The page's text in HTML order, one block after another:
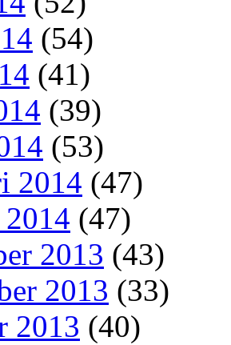
(54)
(41)
(39)
(53)
2014 (47)
(47)
2013 (43)
2013 (33)
2013 (40)